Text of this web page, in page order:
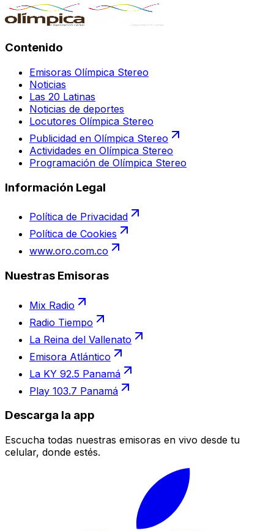
Contenido
Emisoras Olímpica Stereo
Noticias
Las 20 Latinas
Noticias de deportes
Locutores Olímpica Stereo
Publicidad en Olímpica Stereo
Actividades en Olímpica Stereo
Programación de Olímpica Stereo
Información Legal
Política de Privacidad
Política de Cookies
www.oro.com.co
Nuestras Emisoras
Mix Radio
Radio Tiempo
La Reina del Vallenato
Emisora Atlántico
La KY 92.5 Panamá
Play 103.7 Panamá
Descarga la app
Escucha todas nuestras emisoras en vivo desde tu
celular, donde estés.